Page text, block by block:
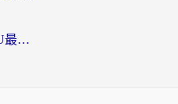
国外用什么加速器玩奇迹MU最好？2026海外玩家国服游戏加速全攻略